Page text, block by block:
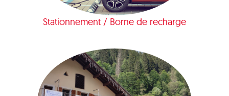
Stationnement / Borne de recharge